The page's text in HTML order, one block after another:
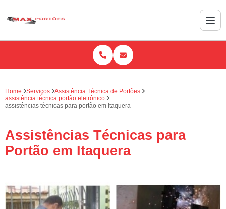
Home Serviços
Assistência Técnica de Portões
assistência técnica portão eletrônico
assistências técnicas para portão em Itaquera
Assistências Técnicas para
Portão em Itaquera